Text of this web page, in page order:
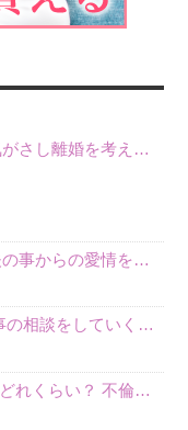
私は結婚しています。傲慢な夫に嫌気がさし離婚を考えていたときに、彼と出会いました。彼には恋人がいましたが、話をするうちに、夫とのことを相談するようにな
リコカツをしようと考えています。夫の事からの愛情を全く感じません。子供がいるので、子供が成長するまではと我慢しています。 まず、お金が必要だと考え、仕事の量も増やしました。ところが、夫は働かず、結局は
働く主婦、片思いをしています。 仕事の相談をしていくうちに、彼のことを好きになりました。私には夫も子供もいます。不倫をしているわけでもなく、もちろん、この気持ちは誰にも話していません。 ラインをする関
不倫ぶっちゃけトーク5弾！ 不倫してどれくらい？ 不倫のあれこれを、なんでもどうぞ♪♪